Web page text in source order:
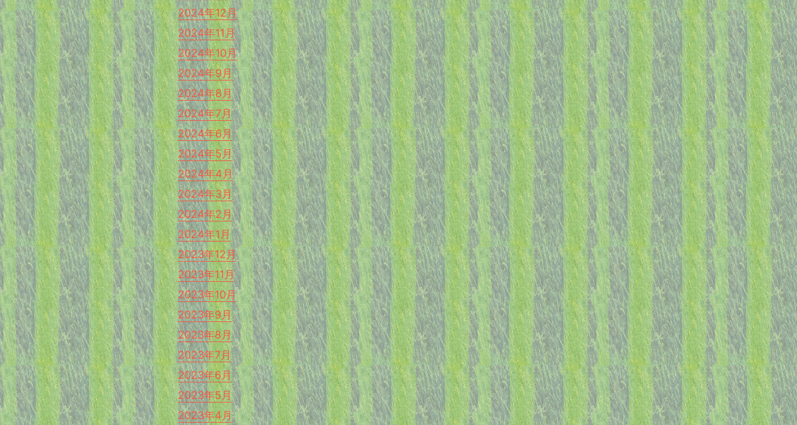
2024年12月
2024年11月
2024年10月
2024年9月
2024年8月
2024年7月
2024年6月
2024年5月
2024年4月
2024年3月
2024年2月
2024年1月
2023年12月
2023年11月
2023年10月
2023年9月
2023年8月
2023年7月
2023年6月
2023年5月
2023年4月